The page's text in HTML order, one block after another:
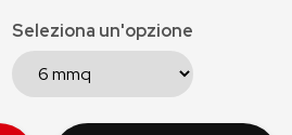
Seleziona un'opzione